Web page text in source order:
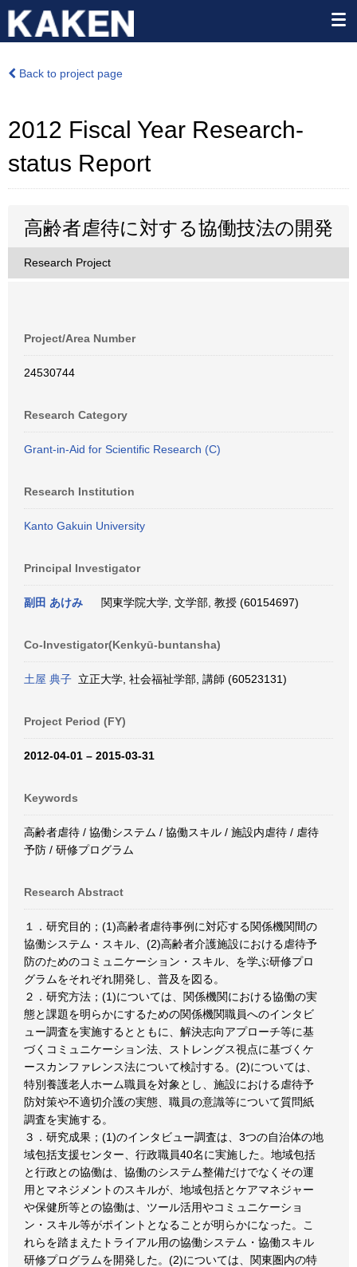
Back to project page
2012 Fiscal Year Research-
status Report
高齢者虐待に対する協働技法の開発
Research Project
Project/Area Number
24530744
Research Category
Grant-in-Aid for Scientific Research (C)
Research Institution
Kanto Gakuin University
Principal Investigator
副田 あけみ 関東学院大学, 文学部, 教授 (60154697)
Co-Investigator(Kenkyū-buntansha)
土屋 典子 立正大学, 社会福祉学部, 講師 (60523131)
Project Period (FY)
2012-04-01 – 2015-03-31
Keywords
高齢者虐待 / 協働システム / 協働スキル / 施設内虐待 / 虐待
予防 / 研修プログラム
Research Abstract
１．研究目的；(1)高齢者虐待事例に対応する関係機関間の
協働システム・スキル、(2)高齢者介護施設における虐待予
防のためのコミュニケーション・スキル、を学ぶ研修プロ
グラムをそれぞれ開発し、普及を図る。
２．研究方法；(1)については、関係機関における協働の実
態と課題を明らかにするための関係機関職員へのインタビ
ュー調査を実施するとともに、解決志向アプローチ等に基
づくコミュニケーション法、ストレングス視点に基づくケ
ースカンファレンス法について検討する。(2)については、
特別養護老人ホーム職員を対象とし、施設における虐待予
防対策や不適切介護の実態、職員の意識等について質問紙
調査を実施する。
３．研究成果；(1)のインタビュー調査は、3つの自治体の地
域包括支援センター、行政職員40名に実施した。地域包括
と行政との協働は、協働のシステム整備だけでなくその運
用とマネジメントのスキルが、地域包括とケアマネジャー
や保健所等との協働は、ツール活用やコミュニケーショ
ン・スキル等がポイントとなることが明らかになった。こ
れらを踏まえたトライアル用の協働システム・協働スキル
研修プログラムを開発した。(2)については、関東圏内の特